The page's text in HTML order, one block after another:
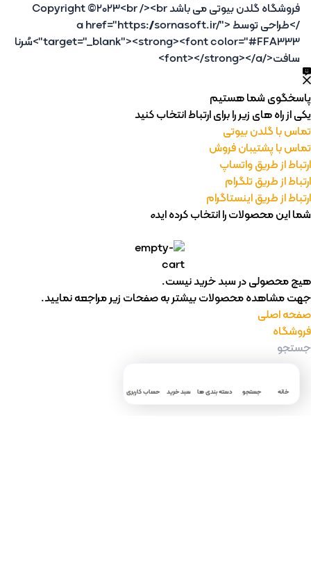
فروشگاه گلدن بیوتی می باشد Copyright ©2023<br /><br
/>طراحی توسط <a href="https://sornasoft.ir/"
target="_blank"><strong><font color="#FFA333">سُرنا
سافت</font></strong></a>
پاسخگوی شما هستیم
یکی از راه های زیر را برای ارتباط انتخاب کنید
تماس با گلدن بیوتی
تماس با پشتیبان فروش
ارتباط از طریق واتساپ
ارتباط از طریق تلگرام
ارتباط از طریق اینستاگرام
شما این محصولات را انتخاب کرده اید0
هیچ محصولی در سبد خرید نیست.
جهت مشاهده محصولات بیشتر به صفحات زیر مراجعه نمایید.
صفحه اصلی
فروشگاه
خانه جستجو دسته بندی ها سبد خرید حساب کاربری